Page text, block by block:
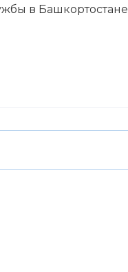
в Башкортостане